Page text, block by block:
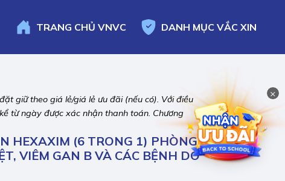
TRANG CHỦVNVC DANH MỤC VẮC XIN
giữ theo giá lẻ/giá lẻ ưu đãi (nếu có). Với điều
từ ngày được xác nhận thanh toán. Chương
HEXAXIM (6 TRONG 1) PHÒNG
VIÊM GAN B VÀ CÁC BỆNH DO
×